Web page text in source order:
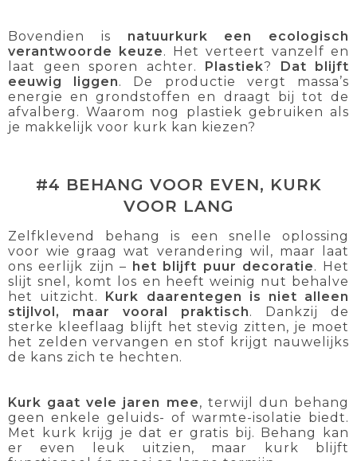
Bovendien is natuurkurk een ecologisch
verantwoorde keuze. Het verteert vanzelf en
laat geen sporen achter.
Plastiek?
Dat blijft
eeuwig liggen. De productie vergt massa’s
energie en grondstoffen en draagt bij tot de
afvalberg. Waarom nog plastiek gebruiken als
je makkelijk voor kurk kan kiezen?
#4 BEHANG VOOR EVEN, KURK
VOOR LANG
Zelfklevend behang is een snelle oplossing
voor wie graag wat verandering wil, maar laat
ons eerlijk zijn – het blijft puur decoratie. Het
slijt snel, komt los en heeft weinig nut behalve
het uitzicht. Kurk daarentegen
is niet alleen
stijlvol, maar vooral praktisch. Dankzij de
sterke kleeflaag blijft het stevig zitten, je moet
het zelden vervangen en stof krijgt nauwelijks
de kans zich te hechten.
Kurk gaat vele jaren mee, terwijl dun behang
geen enkele geluids- of warmte-isolatie biedt.
Met kurk krijg je dat er gratis bij. Behang kan
er even leuk uitzien, maar kurk blijft